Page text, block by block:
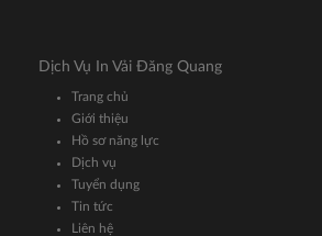
Dịch Vụ In Vải Đăng Quang
Trang chủ
Giới thiệu
Hồ sơ năng lực
Dịch vụ
Tuyển dụng
Tin tức
Liên hệ